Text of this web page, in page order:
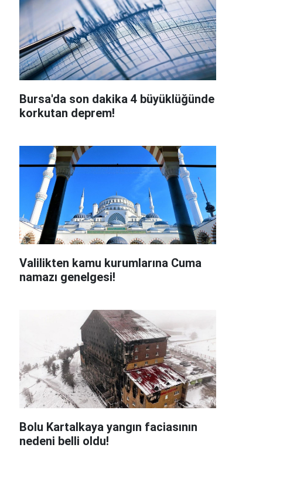
Bursa'da son dakika 4 büyüklüğünde
korkutan deprem!
Valilikten kamu kurumlarına Cuma
namazı genelgesi!
Bolu Kartalkaya yangın faciasının
nedeni belli oldu!